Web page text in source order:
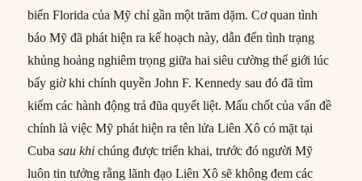
biển Florida của Mỹ chỉ gần một trăm dặm. Cơ quan tình
báo Mỹ đã phát hiện ra kế hoạch này, dẫn đến tình trạng
khủng hoảng nghiêm trọng giữa hai siêu cường thế giới lúc
bấy giờ khi chính quyền John F. Kennedy sau đó đã tìm
kiếm các hành động trả đũa quyết liệt. Mấu chốt của vấn đề
chính là việc Mỹ phát hiện ra tên lửa Liên Xô có mặt tại
Cubasau khi chúng được triển khai, trước đó người Mỹ
luôn tin tưởng rằng lãnh đạo Liên Xô sẽ không đem các